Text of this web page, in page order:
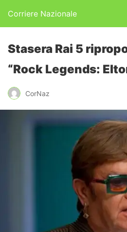
Corriere Nazionale
Stasera Rai 5
“Rock Legends:
CorNaz